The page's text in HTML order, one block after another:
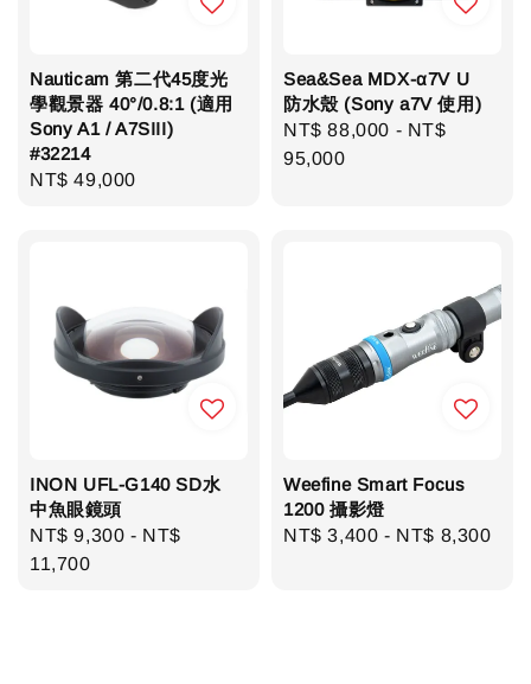
Nauticam 第二代45度光
學觀景器 40°/0.8:1 (適用
Sony A1 / A7SIII)
#32214
Regular
NT$ 49,000
Sea&Sea MDX-α7V U
防水殼 (Sony a7V 使用)
Regular
price
NT$ 88,000 - NT$
95,000
INON UFL-G140 SD水
中魚眼鏡頭
Regular
price
NT$ 9,300 - NT$
11,700
Weefine Smart Focus
1200 攝影燈
Regular
NT$ 3,400 - NT$ 8,300